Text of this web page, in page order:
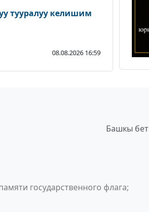
тууралуу келишим
08.08.2026 16:59
Башкы бет
государственного флага;